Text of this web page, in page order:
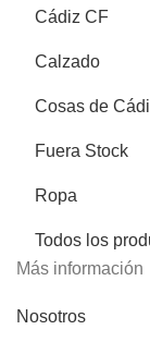
Cádiz CF
Calzado
Cosas de
Fuera Stock
Ropa
Todos los
Más información
Nosotros